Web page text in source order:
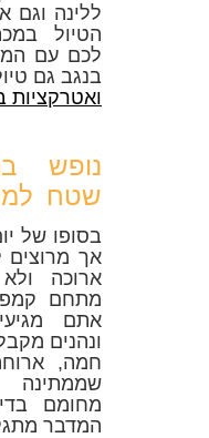
ללינה וגם
הטיול
לכם עם
בנגב גם
ואטרקציות
נופש
שטח
בסופו של
אך מרוצים
ארוכה
מתחם
אתם
ונהנים
חמה,
מחומם
המדבר